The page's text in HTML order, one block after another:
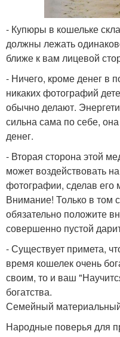
- Купюры в кошельке
должны лежать
ближе к вам лицевой
- Ничего, кроме денег в
никаких фотографий
обычно делают.
сильна сама по себе,
денег.
- Вторая сторона этой
может воздействовать
фотографии, сделав его
Внимание! Только в том
обязательно положите
совершенно пустой
- Существует примета,
время кошелек очень
своим, то и ваш
богатства.
Семейный материальный
Народные поверья для